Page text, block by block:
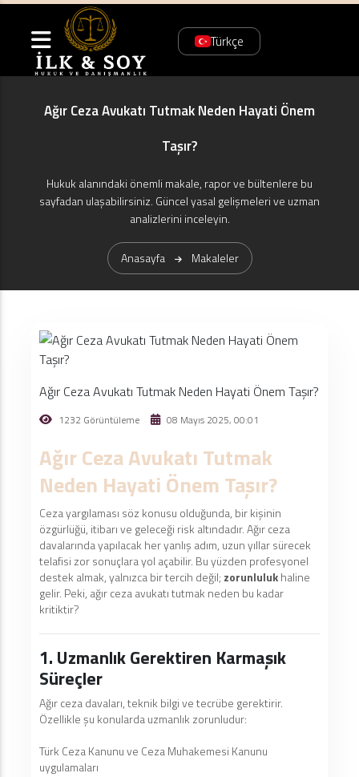
Türkçe
Ağır Ceza Avukatı Tutmak Neden Hayati Önem
Taşır?
Hukuk alanındaki önemli makale, rapor ve bültenlere bu
sayfadan ulaşabilirsiniz. Güncel yasal gelişmeleri ve uzman
analizlerini inceleyin.
Anasayfa Makaleler
Ağır Ceza Avukatı Tutmak Neden Hayati Önem Taşır?
1232 Görüntüleme 08 Mayıs 2025, 00:01
Ağır Ceza Avukatı Tutmak
Neden Hayati Önem Taşır?
Ceza yargılaması söz konusu olduğunda, bir kişinin
özgürlüğü, itibarı ve geleceği risk altındadır. Ağır ceza
davalarında yapılacak her yanlış adım, uzun yıllar sürecek
telafisi zor sonuçlara yol açabilir. Bu yüzden profesyonel
destek almak, yalnızca bir tercih değil; zorunlulukhaline
gelir. Peki, ağır ceza avukatı tutmak neden bu kadar
kritiktir?
1. Uzmanlık Gerektiren Karmaşık
Süreçler
Ağır ceza davaları, teknik bilgi ve tecrübe gerektirir.
Özellikle şu konularda uzmanlık zorunludur:
Türk Ceza Kanunu ve Ceza Muhakemesi Kanunu
uygulamaları